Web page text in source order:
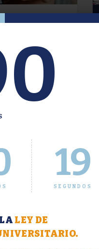
20
SEGUNDOS
LEY DE
Segundo
4 de agosto a